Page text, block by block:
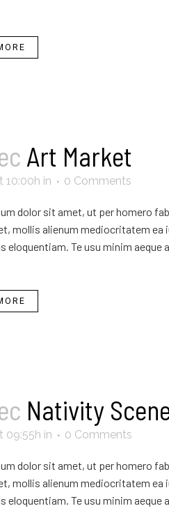
Art Market
10:00h in 0 Comments
dolor sit amet, ut per homero
mollis alienum mediocritatem ea
eloquentiam. Te usu minim
Nativity
09:55h in 0 Comments
dolor sit amet, ut per homero
mollis alienum mediocritatem ea
eloquentiam. Te usu minim